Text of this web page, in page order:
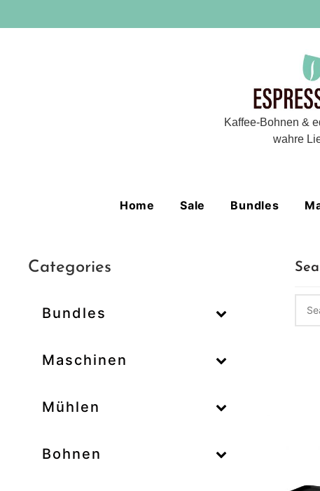
Kaffee-Bohnen &
wahre
Home Sale Bundles
Categories
Bundles
Maschinen
–
Mühlen
–
Bohnen
–